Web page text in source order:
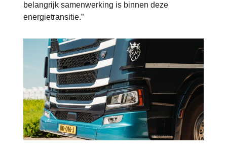
belangrijk samenwerking is binnen deze
energietransitie.”